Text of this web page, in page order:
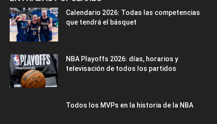
Calendario 2026: Todas las competencias
que tendrá el básquet
NBA Playoffs 2026: días, horarios y
televisación de todos los partidos
Todos los MVPs en la historia de la NBA